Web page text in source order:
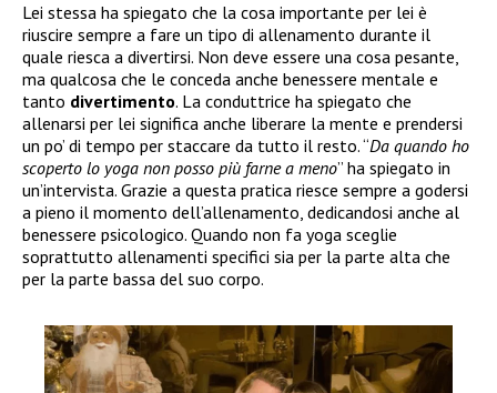
Lei stessa ha spiegato che la cosa importante per lei è
riuscire sempre a fare un tipo di allenamento durante il
quale riesca a divertirsi. Non deve essere una cosa pesante,
ma qualcosa che le conceda anche benessere mentale e
tanto divertimento. La conduttrice ha spiegato che
allenarsi per lei significa anche liberare la mente e prendersi
un po’ di tempo per staccare da tutto il resto. “Da quando ho
scoperto lo yoga non posso più farne a meno” ha spiegato in
un’intervista. Grazie a questa pratica riesce sempre a godersi
a pieno il momento dell’allenamento, dedicandosi anche al
benessere psicologico. Quando non fa yoga sceglie
soprattutto allenamenti specifici sia per la parte alta che
per la parte bassa del suo corpo.